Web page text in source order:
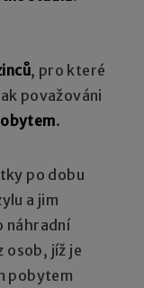
, pro které
považováni
.
po dobu
a jim
náhradní
osob, jíž je
pobytem